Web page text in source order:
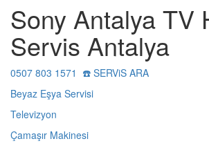
Sony Antalya TV
Servis Antalya
0507 803 1571 ☎️ SERViS ARA
Beyaz Eşya Servisi
Televizyon
Çamaşır Makinesi